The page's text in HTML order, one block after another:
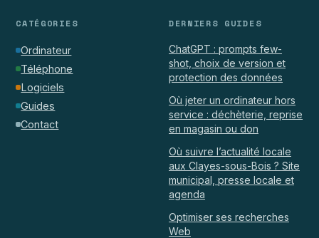
CATÉGORIES
Ordinateur
Téléphone
Logiciels
Guides
Contact
DERNIERS GUIDES
ChatGPT : prompts few-
shot, choix de version et
protection des données
Où jeter un ordinateur hors
service : déchèterie, reprise
en magasin ou don
Où suivre l’actualité locale
aux Clayes-sous-Bois ? Site
municipal, presse locale et
agenda
Optimiser ses recherches
Web